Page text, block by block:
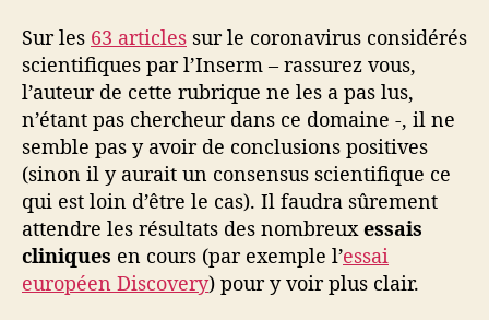
d
i
r
s
i
t
é
Sur les 63 articles sur le coronavirus considérés
scientifiques par l’Inserm – rassurez vous,
l’auteur de cette rubrique ne les a pas lus,
n’étant pas chercheur dans ce domaine -, il ne
semble pas y avoir de conclusions positives
(sinon il y aurait un consensus scientifique ce
qui est loin d’être le cas). Il faudra sûrement
attendre les résultats des nombreuxessais
cliniques en cours (par exemple l’essai
européen Discovery) pour y voir plus clair.